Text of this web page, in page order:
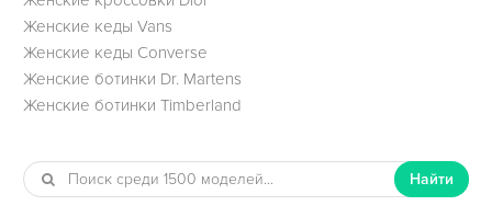
Женские кеды Vans
Женские кеды Converse
Женские ботинки Dr. Martens
Женские ботинки Timberland
Найти